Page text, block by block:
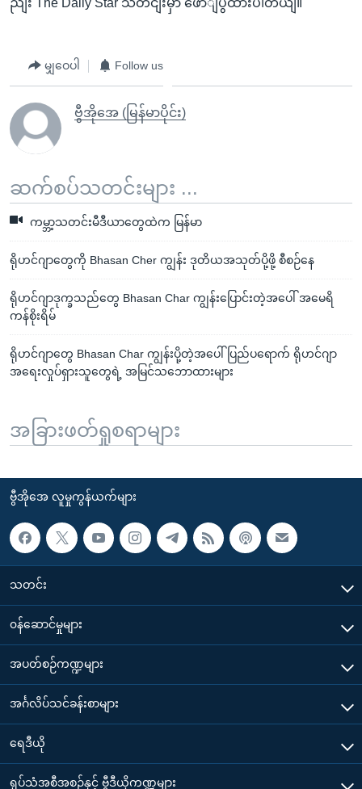
မျှဝေပါ Follow us
ဗွီအိုအေ (မြန်မာပိုင်း)
ဆက်စပ်သတင်းများ ...
ကမ္ဘာ့သတင်းမီဒီယာတွေထဲက မြန်မာ
ရိုဟင်ဂျာတွေကို Bhasan Cher ကျွန်း ဒုတိယအသုတ်ပို့ဖို့ စီစဉ်နေ
ရိုဟင်ဂျာဒုက္ခသည်တွေ Bhasan Char ကျွန်းပြောင်းတဲ့အပေါ် အမေရိ
ကန်စိုးရိမ်
ရိုဟင်ဂျာတွေ Bhasan Char ကျွန်းပို့တဲ့အပေါ် ပြည်ပရောက် ရိုဟင်ဂျာ
အရေးလှုပ်ရှားသူတွေရဲ့ အမြင်သဘောထားများ
အခြားဖတ်ရှုစရာများ
ဗွီအိုအေ လူမှုကွန်ယက်များ
သတင်း
၀န်ဆောင်မှုများ
အပတ်စဉ်ကဏ္ဍများ
အင်္ဂလိပ်သင်ခန်းစာများ
ရေဒီယို
ရုပ်သံအစီအစဉ်နှင့် ဗွီဒီယိုကဏ္ဍများ